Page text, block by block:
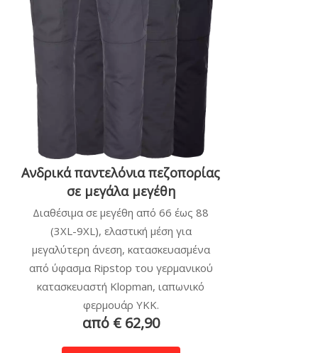
Ανδρικά παντελόνια πεζοπορίας
σε μεγάλα μεγέθη
Διαθέσιμα σε μεγέθη από 66 έως 88
(3XL-9XL), ελαστική μέση για
μεγαλύτερη άνεση, κατασκευασμένα
από ύφασμα Ripstop του γερμανικού
κατασκευαστή Klopman, ιαπωνικό
φερμουάρ YKK.
από € 62,90